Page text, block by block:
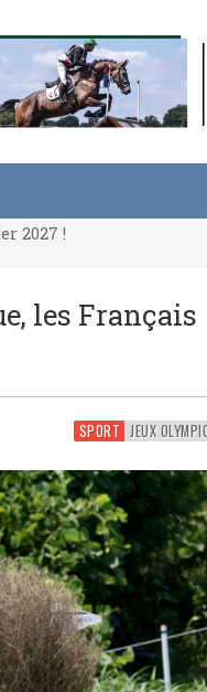
2027 !
2027 !
les Français
SPORT